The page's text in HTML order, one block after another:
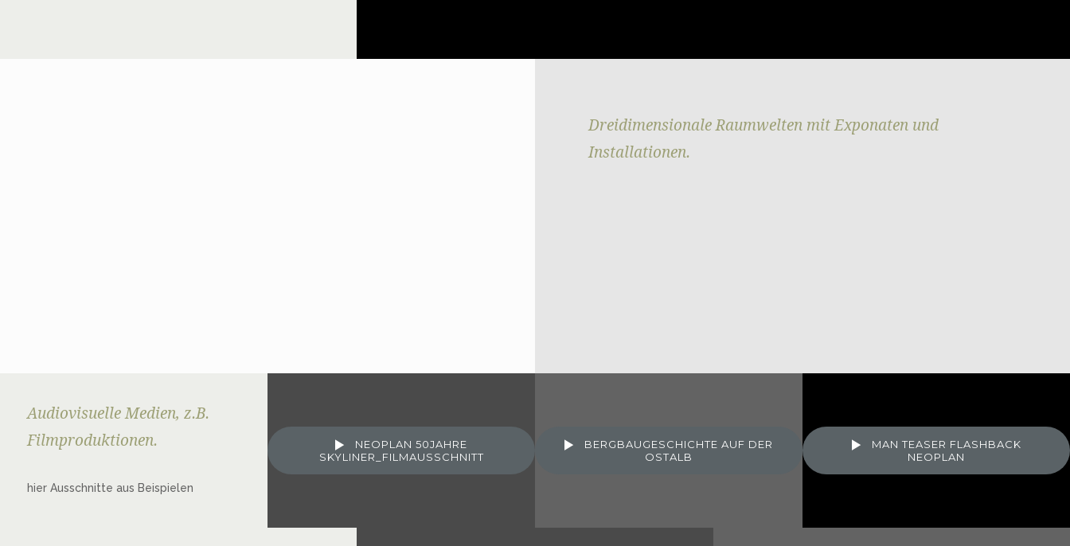
Dreidimensionale Raumwelten mit Exponaten und
Installationen.
Audiovisuelle Medien, z.B.
Filmproduktionen.
hier Ausschnitte aus Beispielen
NEOPLAN 50JAHRE
SKYLINER_FILMAUSSCHNITT
BERGBAUGESCHICHTE AUF DER
OSTALB
MAN TEASER FLASHBACK
NEOPLAN